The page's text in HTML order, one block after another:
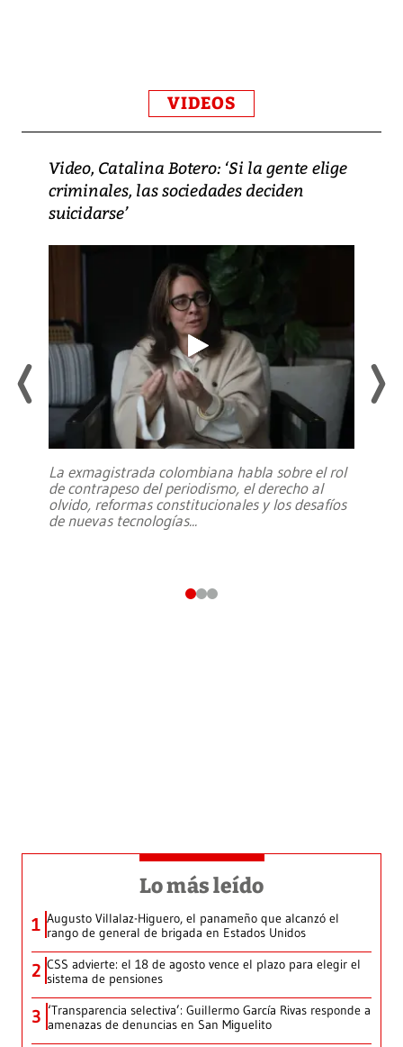
VIDEOS
Video, Catalina Botero: ‘Si la gente elige
criminales, las sociedades deciden
suicidarse’
La exmagistrada colombiana habla sobre el rol
de contrapeso del periodismo, el derecho al
olvido, reformas constitucionales y los desafíos
de nuevas tecnologías...
Lo más leído
1 Augusto Villalaz-Higuero, el panameño que alcanzó el
rango de general de brigada en Estados Unidos
2 CSS advierte: el 18 de agosto vence el plazo para elegir el
sistema de pensiones
3 ‘Transparencia selectiva’: Guillermo García Rivas responde a
amenazas de denuncias en San Miguelito